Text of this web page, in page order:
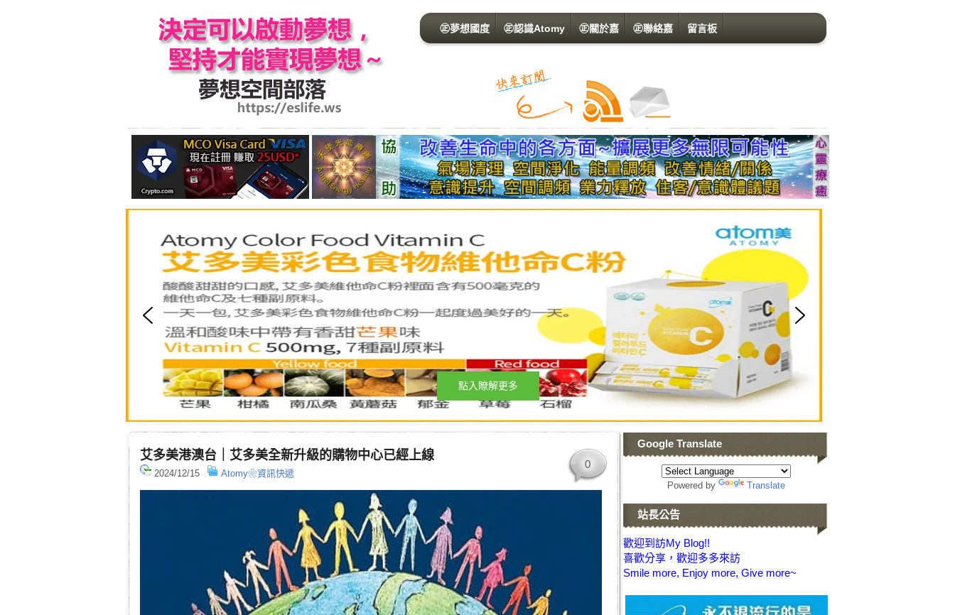
㊣夢想國度 ㊣認識Atomy ㊣關於嘉 ㊣聯絡嘉 留言板
點入瞭解更多
艾多美港澳台｜艾多美全新升級的購物中心已經上線
2024/12/15 Atomy❀資訊快遞
0
Google Translate
Powered by Translate
站長公告
歡迎到訪My Blog!!
喜歡分享，歡迎多多來訪
Smile more, Enjoy more, Give more~